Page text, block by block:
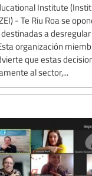
Institute
- Te Riu Roa se
a
organización
que estas
al sector,...